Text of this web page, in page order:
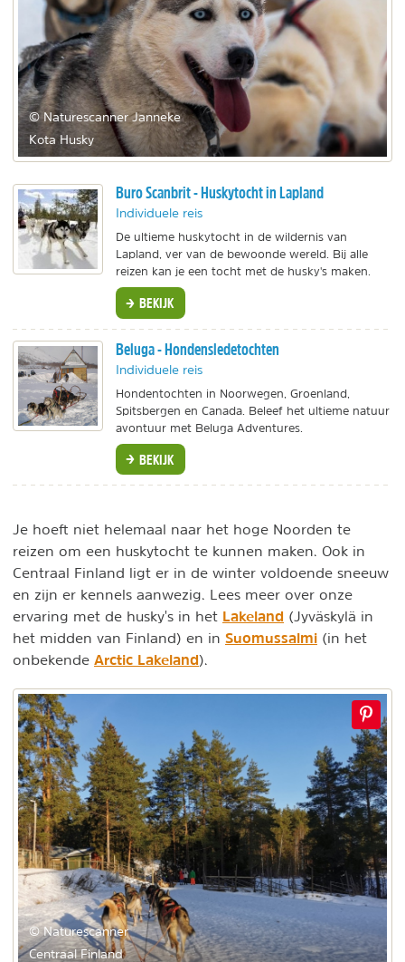
© Naturescanner Janneke
Kota Husky
Buro Scanbrit - Huskytocht in Lapland
Individuele reis
De ultieme huskytocht in de wildernis van
Lapland, ver van de bewoonde wereld. Bij alle
reizen kan je een tocht met de husky's maken.
BEKIJK
Beluga - Hondensledetochten
Individuele reis
Hondentochten in Noorwegen, Groenland,
Spitsbergen en Canada. Beleef het ultieme natuur
avontuur met Beluga Adventures.
BEKIJK
Je hoeft niet helemaal naar het hoge Noorden te
reizen om een huskytocht te kunnen maken. Ook in
Centraal Finland ligt er in de winter voldoende sneeuw
en zijn er kennels aanwezig. Lees meer over onze
ervaring met de husky's in het Lakeland (Jyväskylä in
het midden van Finland) en in Suomussalmi (in het
onbekende Arctic Lakeland).
© Naturescanner
Centraal Finland